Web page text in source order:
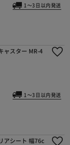
1～3日以内発送
ャスター MR-4
1～3日以内発送
アシート 幅76c